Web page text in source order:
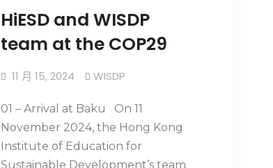
HiESD and WISDP
team at the COP29
11 月 15, 2024 WISDP
01 – Arrival at Baku On 11
November 2024, the Hong Kong
Institute of Education for
Sustainable Development’s team